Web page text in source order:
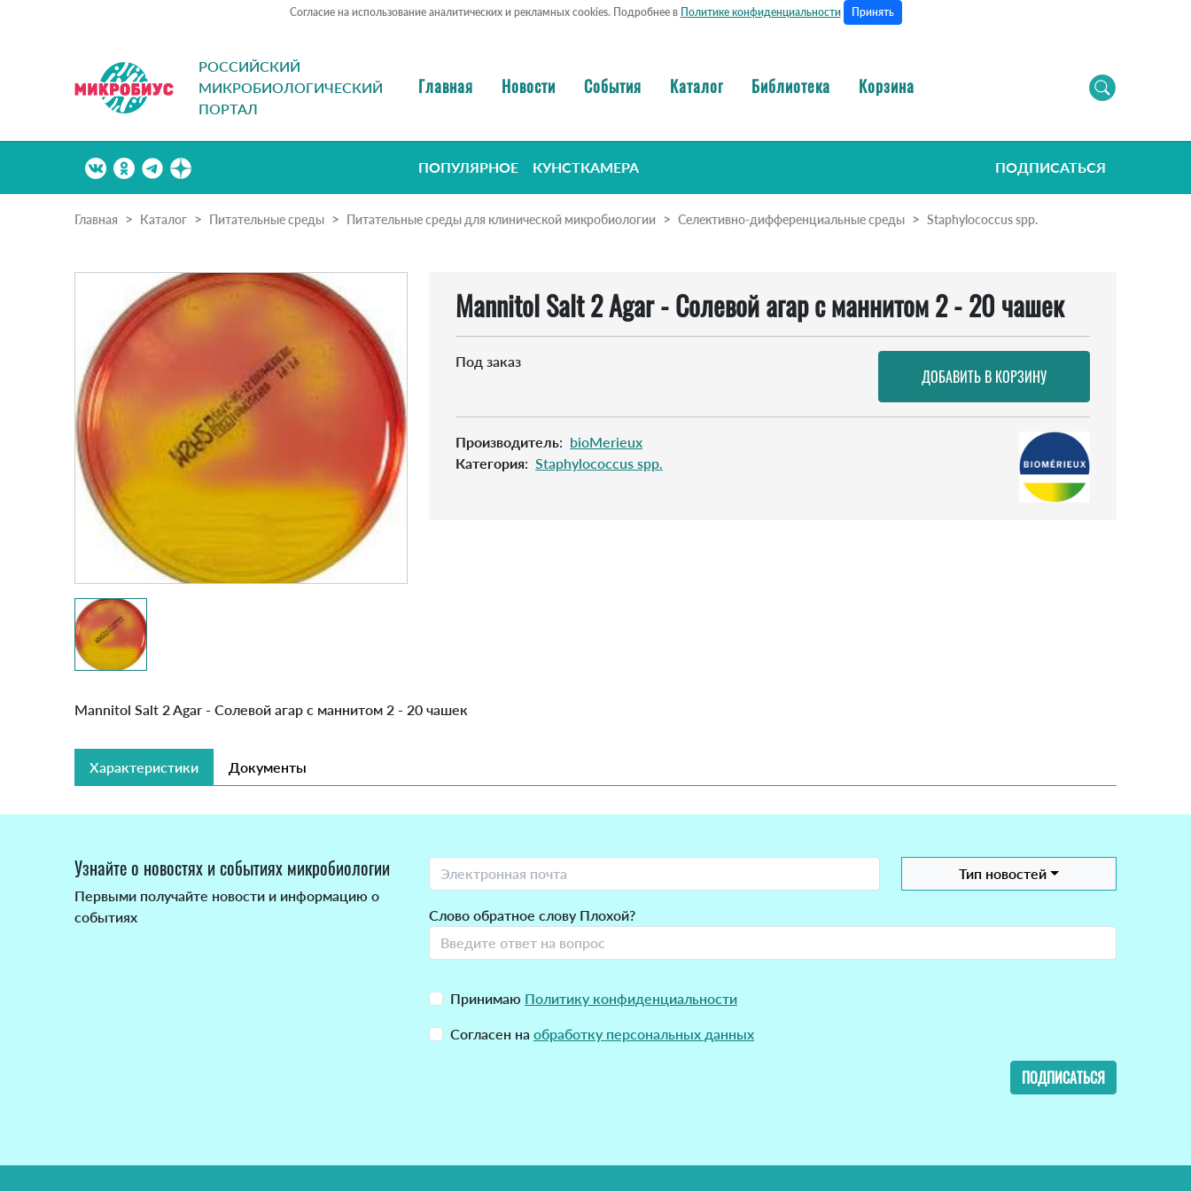
Согласие на использование аналитических и рекламных cookies. Подробнее в Политике конфиденциальности Принять
РОССИЙСКИЙ
МИКРОБИОЛОГИЧЕСКИЙ
ПОРТАЛ
Главная Новости События Каталог Библиотека Корзина
ПОПУЛЯРНОЕ КУНСТКАМЕРА ПОДПИСАТЬСЯ
Главная Каталог Питательные среды Питательные среды для клинической микробиологии Селективно-дифференциальные среды Staphylococcus spp.
Mannitol Salt 2 Agar - Солевой агар с маннитом 2 - 20 чашек
Под заказ
Производитель: bioMerieux
Категория: Staphylococcus spp.
Mannitol Salt 2 Agar - Солевой агар с маннитом 2 - 20 чашек
Характеристики Документы
Узнайте о новостях и событиях микробиологии
Первыми получайте новости и информацию о
событиях
Тип новостей
Слово обратное слову Плохой?
Принимаю Политику конфиденциальности
Согласен на обработку персональных данных
ПОДПИСАТЬСЯ